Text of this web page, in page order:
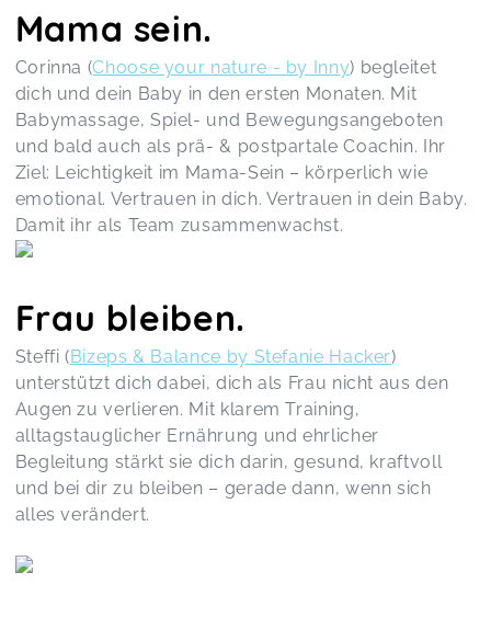
Mama sein.
Corinna (Choose your nature - by Inny) begleitet
dich und dein Baby in den ersten Monaten. Mit
Babymassage, Spiel- und Bewegungsangeboten
und bald auch als prä- & postpartale Coachin. Ihr
Ziel: Leichtigkeit im Mama-Sein – körperlich wie
emotional. Vertrauen in dich. Vertrauen in dein Baby.
Damit ihr als Team zusammenwachst.
Frau bleiben.
Steffi (Bizeps & Balance by Stefanie Hacker)
unterstützt dich dabei, dich als Frau nicht aus den
Augen zu verlieren. Mit klarem Training,
alltagstauglicher Ernährung und ehrlicher
Begleitung stärkt sie dich darin, gesund, kraftvoll
und bei dir zu bleiben – gerade dann, wenn sich
alles verändert.